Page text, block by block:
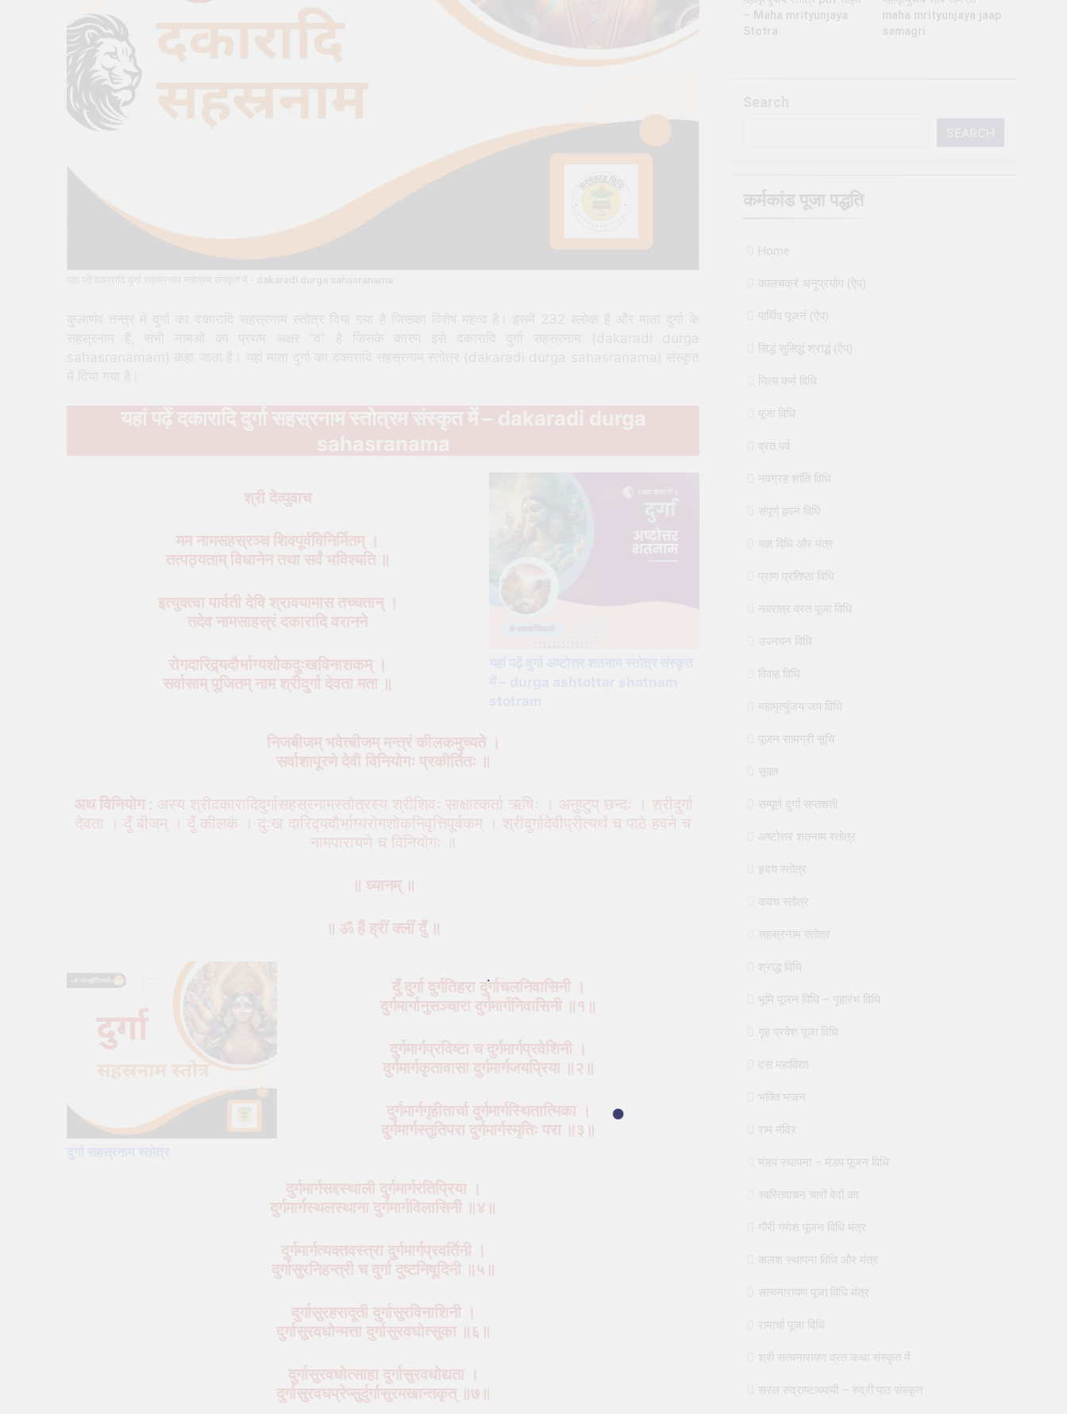
श्री देव्युवाच
मम नामसहस्रञ्च शिवपूर्वविनिर्मितम् ।
तत्पठ्यताम् विधानेन तथा सर्वं भविश्यति ॥
इत्युक्त्वा पार्वती देवि श्रावयामास तच्चतान् ।
तदेव नामसाहस्रं दकारादि वरानने
रोगदारिद्र्यदौर्भाग्यशोकदुःखविनाशकम् ।
सर्वासाम् पूजितम् नाम श्रीदुर्गा देवता मता ॥
निजबीजम् भवेत्बीजम् मन्त्रं कीलकमुच्यते ।
सर्वाशापूरणे देवी विनियोगः प्रकीर्तितः ॥
अथ विनियोग : अस्य श्रीदकारादिदुर्गासहस्रनामस्तोत्रस्य श्रीशिवः साक्षात्कर्ता ऋषिः । अनुष्टुप् छन्दः । श्रीदुर्गा
देवता । दुँ बीजम् । दुँ कीलकं । दुःख दारिद्र्यदौर्भाग्यरोगशोकनिवृत्तिपूर्वकम् । श्रीदुर्गादेवीप्रीत्यर्थं च पाठे हवने च
नामपारायणे च विनियोगः ॥
॥ ध्यानम् ॥
॥ ॐ हैं ह्रीं क्लींदुँ॥
दुँ दुर्गा दुर्गतिहरा दुर्गाचलनिवासिनी ।
दुर्गमार्गानुसञ्चारा दुर्गमार्गनिवासिनी ॥१॥
दुर्गमार्गप्रविष्टा च दुर्गमार्गप्रवेशिनी ।
दुर्गमार्गकृतावासा दुर्गमार्गजयप्रिया ॥२॥
दुर्गमार्गगृहीतार्चा दुर्गमार्गस्थितात्मिका ।
दुर्गमार्गस्तुतिपरा दुर्गमार्गस्मृतिः परा ॥३॥
दुर्गमार्गसद्दस्थाली दुर्गमार्गरतिप्रिया ।
दुर्गमार्गस्थलस्थाना दुर्गमार्गविलासिनी ॥४॥
दुर्गमार्गत्यक्तवस्त्रा दुर्गमार्गप्रवर्तिनी ।
दुर्गासुरनिहन्त्री च दुर्गा दुष्टनिषूदिनी ॥५॥
दुर्गासुरहरादूती दुर्गासुरविनाशिनी ।
दुर्गासुरवधोन्मत्ता दुर्गासुरवधोत्सुका ॥६॥
दुर्गासुरवधोत्साहा दुर्गासुरवधोद्यता ।
दुर्गासुरवधप्रेप्सुर्दुर्गासुरमखान्तकृत् ॥७॥
– Maha mrityunjaya
Stotra
maha mrityunjaya jaap
samagri
कर्मकांड पूजा पद्धति
Home
कालचक्रं अनुप्रयोग (ऐप)
पार्थिव पूजनं (ऐप)
सिद्धं सुसिद्धं श्राद्धं (ऐप)
नित्य कर्म विधि
पूजा विधि
व्रत पर्व
नवग्रह शांति विधि
संपूर्ण हवन विधि
यज्ञ विधि और मंत्र
प्राण प्रतिष्ठा विधि
नवरात्र व्रत पूजा विधि
उपनयन विधि
विवाह विधि
महामृत्युंजय जप विधि
पूजन सामग्री सूचि
सूक्त
सम्पूर्ण दुर्गा सप्तशती
अष्टोत्तर शतनाम स्तोत्र
हृदय स्तोत्र
कवच स्तोत्र
सहस्रनाम स्तोत्र
श्राद्ध विधि
भूमि पूजन विधि – गृहारंभ विधि
गृह प्रवेश पूजा विधि
दस महाविद्या
भक्ति भजन
राम मंदिर
मंडप स्थापना – मंडप पूजन विधि
स्वस्तिवाचन चारों वेदों का
गौरी गणेश पूजन विधि मंत्र
कलश स्थापना विधि और मंत्र
सत्यनारायण पूजा विधि मंत्र
रामार्चा पूजा विधि
श्री सत्यनारायण व्रत कथा संस्कृत में
सरल रुद्राष्टाध्यायी – रुद्री पाठ संस्कृत